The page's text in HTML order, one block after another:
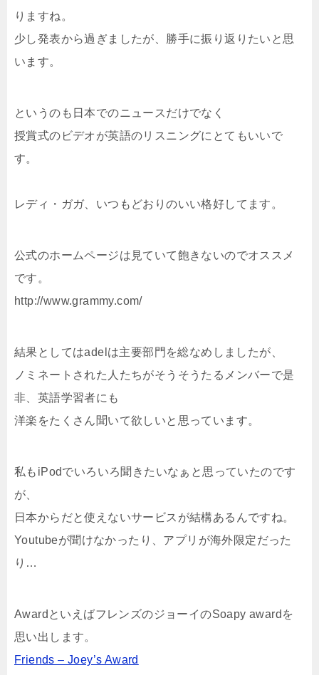
りますね。
少し発表から過ぎましたが、勝手に振り返りたいと思
います。
というのも日本でのニュースだけでなく
授賞式のビデオが英語のリスニングにとてもいいで
す。
レディ・ガガ、いつもどおりのいい格好してます。
公式のホームページは見ていて飽きないのでオススメ
です。
http://www.grammy.com/
結果としてはadelは主要部門を総なめしましたが、
ノミネートされた人たちがそうそうたるメンバーで是
非、英語学習者にも
洋楽をたくさん聞いて欲しいと思っています。
私もiPodでいろいろ聞きたいなぁと思っていたのです
が、
日本からだと使えないサービスが結構あるんですね。
Youtubeが聞けなかったり、アプリが海外限定だった
り…
AwardといえばフレンズのジョーイのSoapy awardを
思い出します。
Friends – Joey’s Award